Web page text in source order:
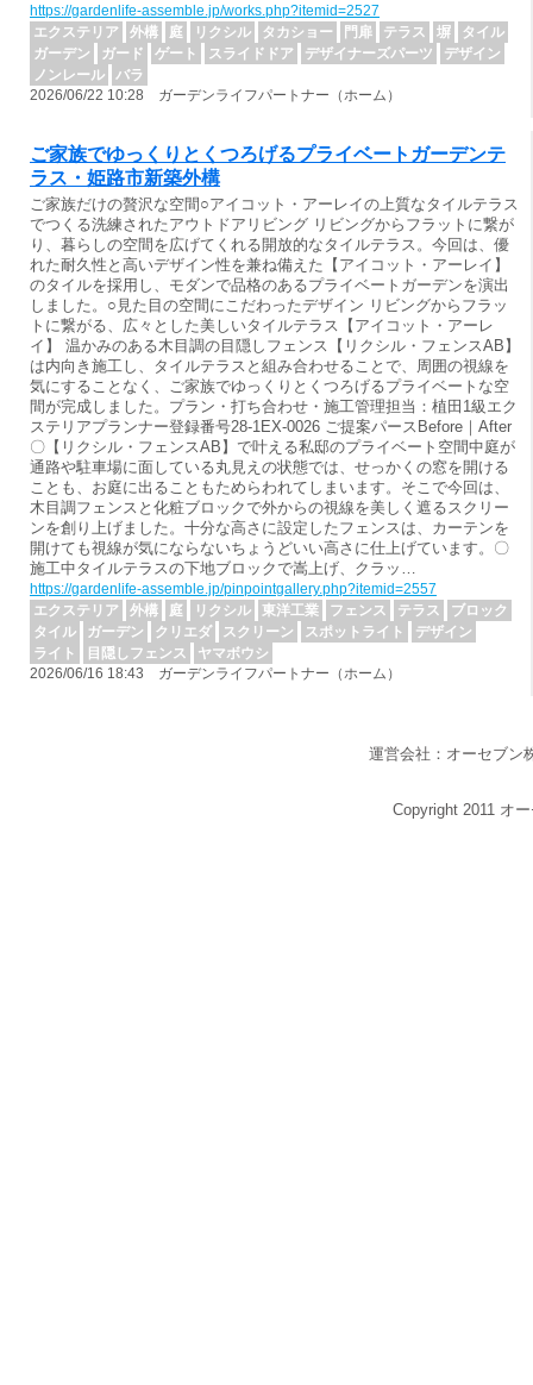
https://gardenlife-assemble.jp/works.php?itemid=2527
エクステリア
外構 庭 リクシル タカショー 門扉 テラス 塀
タイル
ガーデン
ガード ゲート スライドドア デザイナーズパーツ
デザイン
ノンレール
バラ
2026/06/22 10:28 ガーデンライフパートナー（ホーム）
ご家族でゆっくりとくつろげるプライベートガーデンテ
ラス・姫路市新築外構
ご家族だけの贅沢な空間○アイコット・アーレイの上質なタイルテラス
でつくる洗練されたアウトドアリビング リビングからフラットに繋が
り、暮らしの空間を広げてくれる開放的なタイルテラス。今回は、優
れた耐久性と高いデザイン性を兼ね備えた【アイコット・アーレイ】
のタイルを採用し、モダンで品格のあるプライベートガーデンを演出
しました。○見た目の空間にこだわったデザイン リビングからフラッ
トに繋がる、広々とした美しいタイルテラス【アイコット・アーレ
イ】 温かみのある木目調の目隠しフェンス【リクシル・フェンスAB】
は内向き施工し、タイルテラスと組み合わせることで、周囲の視線を
気にすることなく、ご家族でゆっくりとくつろげるプライベートな空
間が完成しました。プラン・打ち合わせ・施工管理担当：植田1級エク
ステリアプランナー登録番号28-1EX-0026 ご提案パースBefore｜After
〇【リクシル・フェンスAB】で叶える私邸のプライベート空間中庭が
通路や駐車場に面している丸見えの状態では、せっかくの窓を開ける
ことも、お庭に出ることもためらわれてしまいます。そこで今回は、
木目調フェンスと化粧ブロックで外からの視線を美しく遮るスクリー
ンを創り上げました。十分な高さに設定したフェンスは、カーテンを
開けても視線が気にならないちょうどいい高さに仕上げています。〇
施工中タイルテラスの下地ブロックで嵩上げ、クラッ…
https://gardenlife-assemble.jp/pinpointgallery.php?itemid=2557
エクステリア
外構 庭 リクシル 東洋工業 フェンス テラス
ブロック
タイル
ガーデン クリエダ スクリーン スポットライト
デザイン
ライト
目隠しフェンス
ヤマボウシ
2026/06/16 18:43 ガーデンライフパートナー（ホーム）
運営会社：オーセブン
Copyright 2011 オ